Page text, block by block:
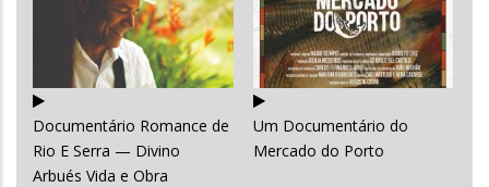
Documentário Romance de
Rio E Serra — Divino
Arbués Vida e Obra
Um Documentário do
Mercado do Porto